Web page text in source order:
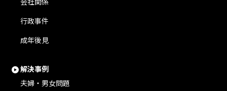
行政事件
成年後見
解決事例
夫婦・男女問題